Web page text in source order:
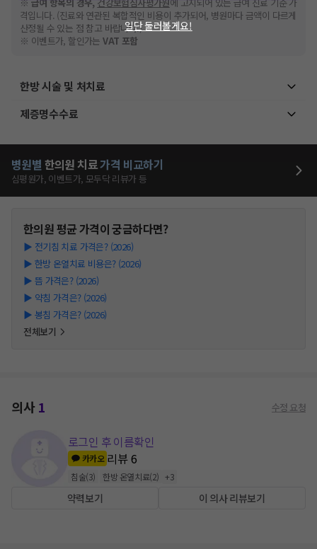
격입니다. (진료와 연관된 복합적인 비용이 추가되어, 병원마다 금액이 다르게
산정될 수 있는 점 참고 바랍니다.)
※ 이벤트가, 할인가는VAT 포함
한방 시술 및 처치료
제증명수수료
병원별 한의원 치료가격 비교하기
심평원가, 이벤트가, 모두닥 리뷰가 등
한의원평균 가격이 궁금하다면?
▶ 전기침 치료 가격은? (2026)
▶ 한방 온열치료 비용은? (2026)
▶ 뜸 가격은? (2026)
▶ 약침 가격은? (2026)
▶ 봉침 가격은? (2026)
전체보기
의사1 수정 요청
로그인 후 이름확인
카카오 리뷰6
침술(3) 한방 온열치료(2) +3
약력보기 이 의사 리뷰보기
일단 둘러볼게요!